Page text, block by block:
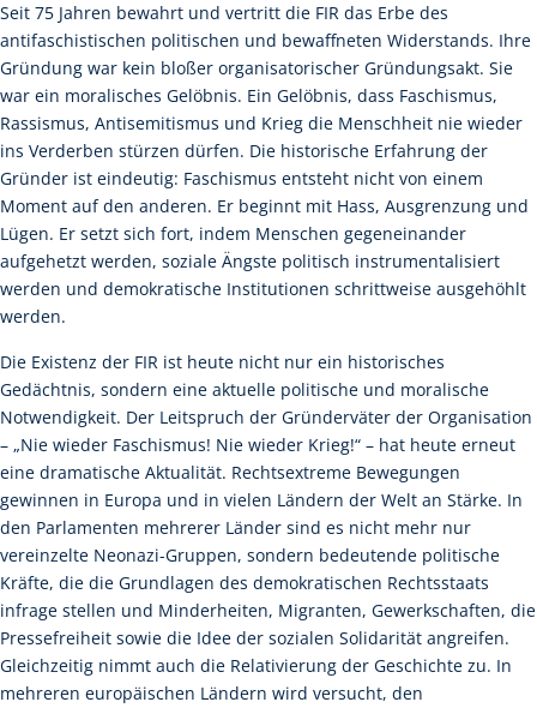
Seit 75 Jahren bewahrt und vertritt die FIR das Erbe des
antifaschistischen politischen und bewaffneten Widerstands. Ihre
Gründung war kein bloßer organisatorischer Gründungsakt. Sie
war ein moralisches Gelöbnis. Ein Gelöbnis, dass Faschismus,
Rassismus, Antisemitismus und Krieg die Menschheit nie wieder
ins Verderben stürzen dürfen. Die historische Erfahrung der
Gründer ist eindeutig: Faschismus entsteht nicht von einem
Moment auf den anderen. Er beginnt mit Hass, Ausgrenzung und
Lügen. Er setzt sich fort, indem Menschen gegeneinander
aufgehetzt werden, soziale Ängste politisch instrumentalisiert
werden und demokratische Institutionen schrittweise ausgehöhlt
werden.
Die Existenz der FIR ist heute nicht nur ein historisches
Gedächtnis, sondern eine aktuelle politische und moralische
Notwendigkeit. Der Leitspruch der Gründerväter der Organisation
– „Nie wieder Faschismus! Nie wieder Krieg!“ – hat heute erneut
eine dramatische Aktualität. Rechtsextreme Bewegungen
gewinnen in Europa und in vielen Ländern der Welt an Stärke. In
den Parlamenten mehrerer Länder sind es nicht mehr nur
vereinzelte Neonazi-Gruppen, sondern bedeutende politische
Kräfte, die die Grundlagen des demokratischen Rechtsstaats
infrage stellen und Minderheiten, Migranten, Gewerkschaften, die
Pressefreiheit sowie die Idee der sozialen Solidarität angreifen.
Gleichzeitig nimmt auch die Relativierung der Geschichte zu. In
mehreren europäischen Ländern wird versucht, den